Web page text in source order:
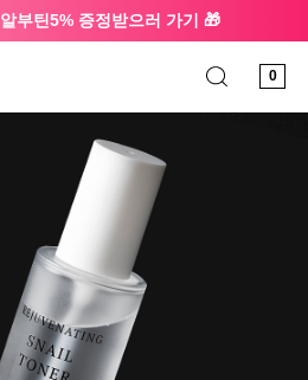
알부틴5% 증정받으러 가기 🎁
0